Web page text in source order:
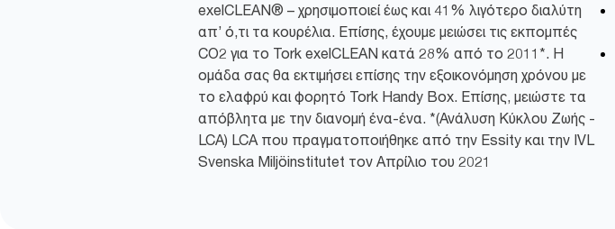
exelCLEAN® – χρησιμοποιεί έως και 41% λιγότερο διαλύτη
απ’ ό,τι τα κουρέλια. Επίσης, έχουμε μειώσει τις εκπομπές
CO2 για το Tork exelCLEAN κατά 28% από το 2011*. Η
ομάδα σας θα εκτιμήσει επίσης την εξοικονόμηση χρόνου με
το ελαφρύ και φορητό Tork Handy Box. Επίσης, μειώστε τα
απόβλητα με την διανομή ένα-ένα. *(Ανάλυση Κύκλου Ζωής -
LCA) LCA που πραγματοποιήθηκε από την Essity και την IVL
Svenska Miljöinstitutet τον Απρίλιο του 2021